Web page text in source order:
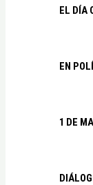
EL DÍA
EN
1 DE